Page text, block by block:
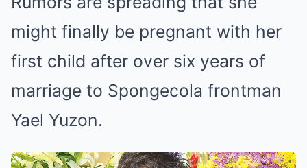
might finally be pregnant with her
first child after over six years of
marriage to Spongecola frontman
Yael Yuzon.